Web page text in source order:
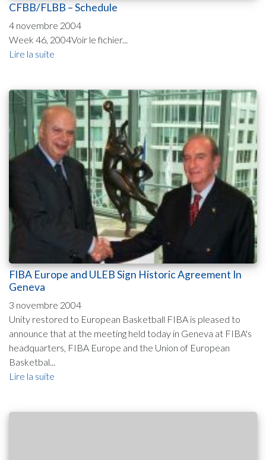
CFBB/FLBB – Schedule
4 novembre 2004
Week 46, 2004Voir le fichier...
Lire la suite
FIBA Europe and ULEB Sign Historic Agreement In
Geneva
3 novembre 2004
Unity restored to European Basketball FIBA is pleased to
announce that at the meeting held today in Geneva at FIBA's
headquarters, FIBA Europe and the Union of European
Basketbal...
Lire la suite